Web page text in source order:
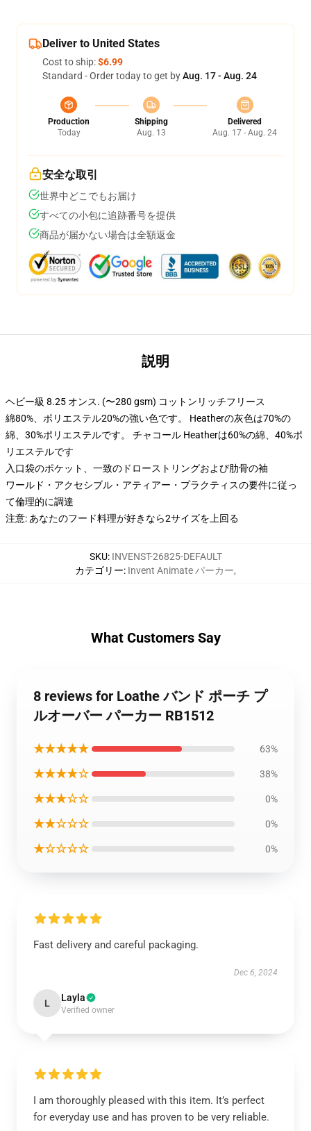
Deliver to United States
Cost to ship:$6.99
Standard - Order today to get byAug. 17 - Aug. 24
Production
Today
Shipping
Aug. 13
Delivered
Aug. 17 - Aug. 24
安全な取引
世界中どこでもお届け
すべての小包に追跡番号を提供
商品が届かない場合は全額返金
説明
ヘビー級 8.25 オンス. (〜280 gsm) コットンリッチフリース
綿80%、ポリエステル20%の強い色です。 Heatherの灰色は70%の
綿、30%ポリエステルです。 チャコール Heatherは60%の綿、40%ポ
リエステルです
入口袋のポケット、一致のドローストリングおよび肋骨の袖
ワールド・アクセシブル・アティアー・プラクティスの要件に従っ
て倫理的に調達
注意: あなたのフード料理が好きなら2サイズを上回る
SKU: INVENST-26825-DEFAULT
カテゴリー: Invent Animate パーカー,
What Customers Say
8 reviews for Loathe バンド ポーチ プ
ルオーバー パーカー RB1512
★★★★★ 63%
★★★★☆ 38%
★★★☆☆ 0%
★★☆☆☆ 0%
★☆☆☆☆ 0%
Fast delivery and careful packaging.
Dec 6, 2024
L Layla
Verified owner
I am thoroughly pleased with this item. It’s perfect
for everyday use and has proven to be very reliable.